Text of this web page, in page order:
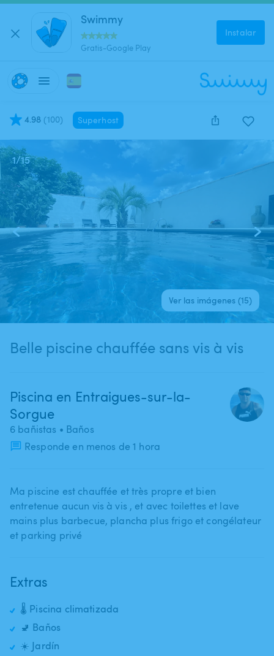
Swimmy
Gratis-Google Play
Instalar
4.98 (100) Superhost
1/15
Ver las imágenes (15)
Belle piscine chauffée sans vis à vis
Piscina en Entraigues-sur-la-
Sorgue
6 bañistas • Baños
Responde en menos de 1 hora
Ma piscine est chauffée et très propre et bien
entretenue aucun vis à vis ​,​ et avec toilettes et lave
mains plus barbecue​,​ plancha plus frigo et congélateur
et parking privé
Extras
🌡️ Piscina climatizada
🚽 Baños
☀️ Jardín